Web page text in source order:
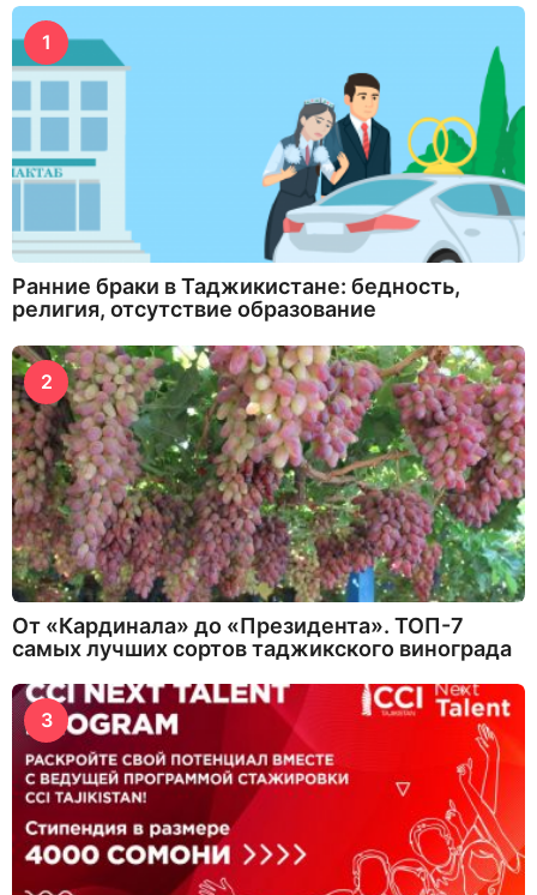
1
Ранние браки в Таджикистане: бедность,
религия, отсутствие образование
2
От «Кардинала» до «Президента». ТОП-7
самых лучших сортов таджикского винограда
3